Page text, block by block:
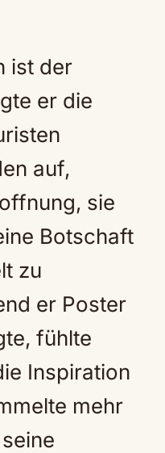
ist der
er die
auf,
sie
Botschaft
zu
er Poster
fühlte
Inspiration
mehr